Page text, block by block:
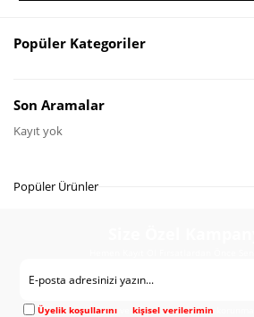
Karşılaştır
Fiyat Düşünce Haber Ver
Üyelik koşullarını vekişisel verilerimin
Popüler Kategoriler
Son Aramalar
Kayıt yok
Popüler Ürünler